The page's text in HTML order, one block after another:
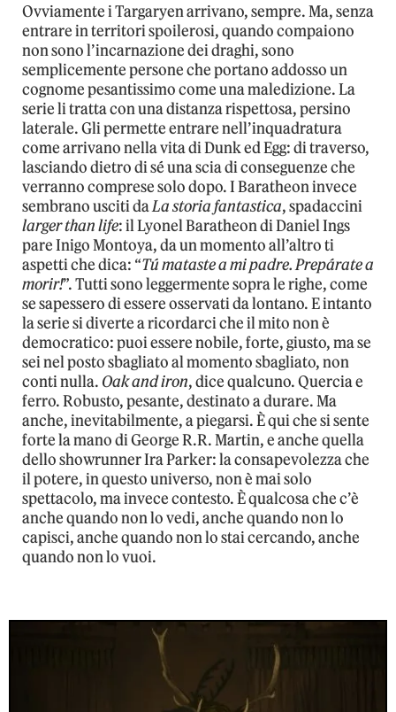
Ovviamente i Targaryen arrivano, sempre. Ma, senza
entrare in territori spoilerosi, quando compaiono
non sono l’incarnazione dei draghi, sono
semplicemente persone che portano addosso un
cognome pesantissimo come una maledizione. La
serie li tratta con una distanza rispettosa, persino
laterale. Gli permette entrare nell’inquadratura
come arrivano nella vita di Dunk ed Egg: di traverso,
lasciando dietro di sé una scia di conseguenze che
verranno comprese solo dopo. I Baratheon invece
sembrano usciti daLa storia fantastica, spadaccini
larger than life: il Lyonel Baratheon di Daniel Ings
pare Inigo Montoya, da un momento all’altro ti
aspetti che dica: “Tú mataste a mi padre. Prepárate a
morir!”. Tutti sono leggermente sopra le righe, come
se sapessero di essere osservati da lontano. E intanto
la serie si diverte a ricordarci che il mito non è
democratico: puoi essere nobile, forte, giusto, ma se
sei nel posto sbagliato al momento sbagliato, non
conti nulla. Oak and iron, dice qualcuno. Quercia e
ferro. Robusto, pesante, destinato a durare. Ma
anche, inevitabilmente, a piegarsi. È qui che si sente
forte la mano di George R.R. Martin, e anche quella
dello showrunner Ira Parker: la consapevolezza che
il potere, in questo universo, non è mai solo
spettacolo, ma invece contesto. È qualcosa che c’è
anche quando non lo vedi, anche quando non lo
capisci, anche quando non lo stai cercando, anche
quando non lo vuoi.